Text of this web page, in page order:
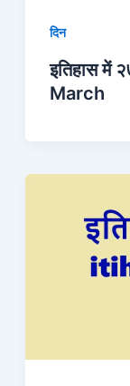
दिन
इतिहास में
March